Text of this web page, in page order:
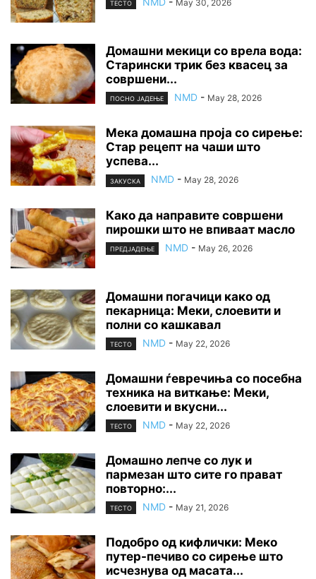
ТЕСТО May 30, 2026
Домашни мекици со врела вода:
Старински трик без квасец за
совршени...
ПОСНО ЈАДЕЊЕ NMD - May 28, 2026
Мека домашна проја со сирење:
Стар рецепт на чаши што
успева...
ЗАКУСКА NMD - May 28, 2026
Како да направите совршени
пирошки што не впиваат масло
ПРЕДЈАДЕЊЕ NMD - May 26, 2026
Домашни погачици како од
пекарница: Меки, слоевити и
полни со кашкавал
ТЕСТО NMD - May 22, 2026
Домашни ѓевречиња со посебна
техника на виткање: Меки,
слоевити и вкусни...
ТЕСТО NMD - May 22, 2026
Домашно лепче со лук и
пармезан што сите го прават
повторно:...
ТЕСТО NMD - May 21, 2026
Подобро од кифлички: Меко
путер-печиво со сирење што
исчезнува од масата...